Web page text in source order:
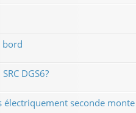
bord
DGS6?
électriquement seconde monte